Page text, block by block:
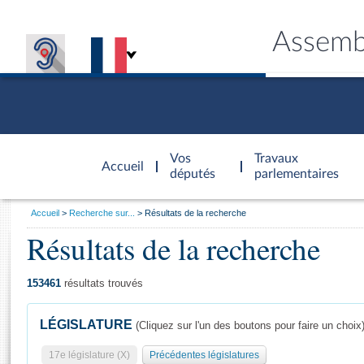
Accueil
d'accueil
Vos
députés
Travaux
parlementaires
Général
Vous
Accueil Recherche sur... Résultats de la recherche
Résultats de la recherche
153461 résultats trouvés
LÉGISLATURE (Cliquez sur l'un des boutons pour faire un choix)
17e législature (X) Précédentes législatures